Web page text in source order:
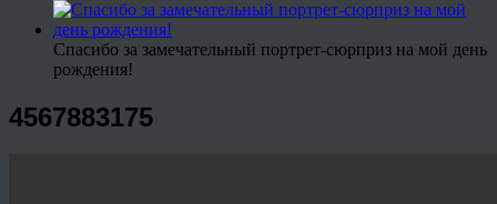
Спасибо за замечательный портрет-сюрприз на мой день
рождения!
4567883175